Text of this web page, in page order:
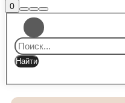
0Боковая
панель
магазина
Найти
Больше
информации
Главное
меню